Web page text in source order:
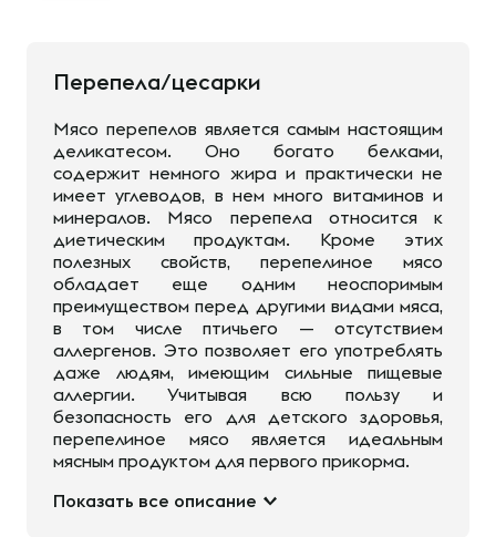
Перепела/цесарки
Мясо перепелов является самым настоящим
деликатесом. Оно богато белками,
содержит немного жира и практически не
имеет углеводов, в нем много витаминов и
минералов. Мясо перепела относится к
диетическим продуктам. Кроме этих
полезных свойств, перепелиное мясо
обладает еще одним неоспоримым
преимуществом перед другими видами мяса,
в том числе птичьего — отсутствием
аллергенов. Это позволяет его употреблять
даже людям, имеющим сильные пищевые
аллергии. Учитывая всю пользу и
безопасность его для детского здоровья,
перепелиное мясо является идеальным
мясным продуктом для первого прикорма.
Показать все описание